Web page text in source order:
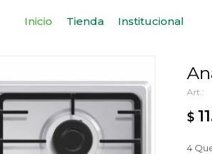
Inicio Tienda Institucional
$
4